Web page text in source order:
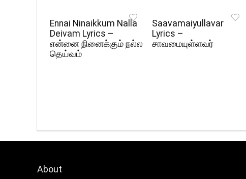
Ennai Ninaikkum Nalla
Deivam Lyrics –
என்னை நினைக்கும் நல்ல
தெய்வம்
Saavamaiyullavar
Lyrics –
சாவமையுள்ளவர்
About